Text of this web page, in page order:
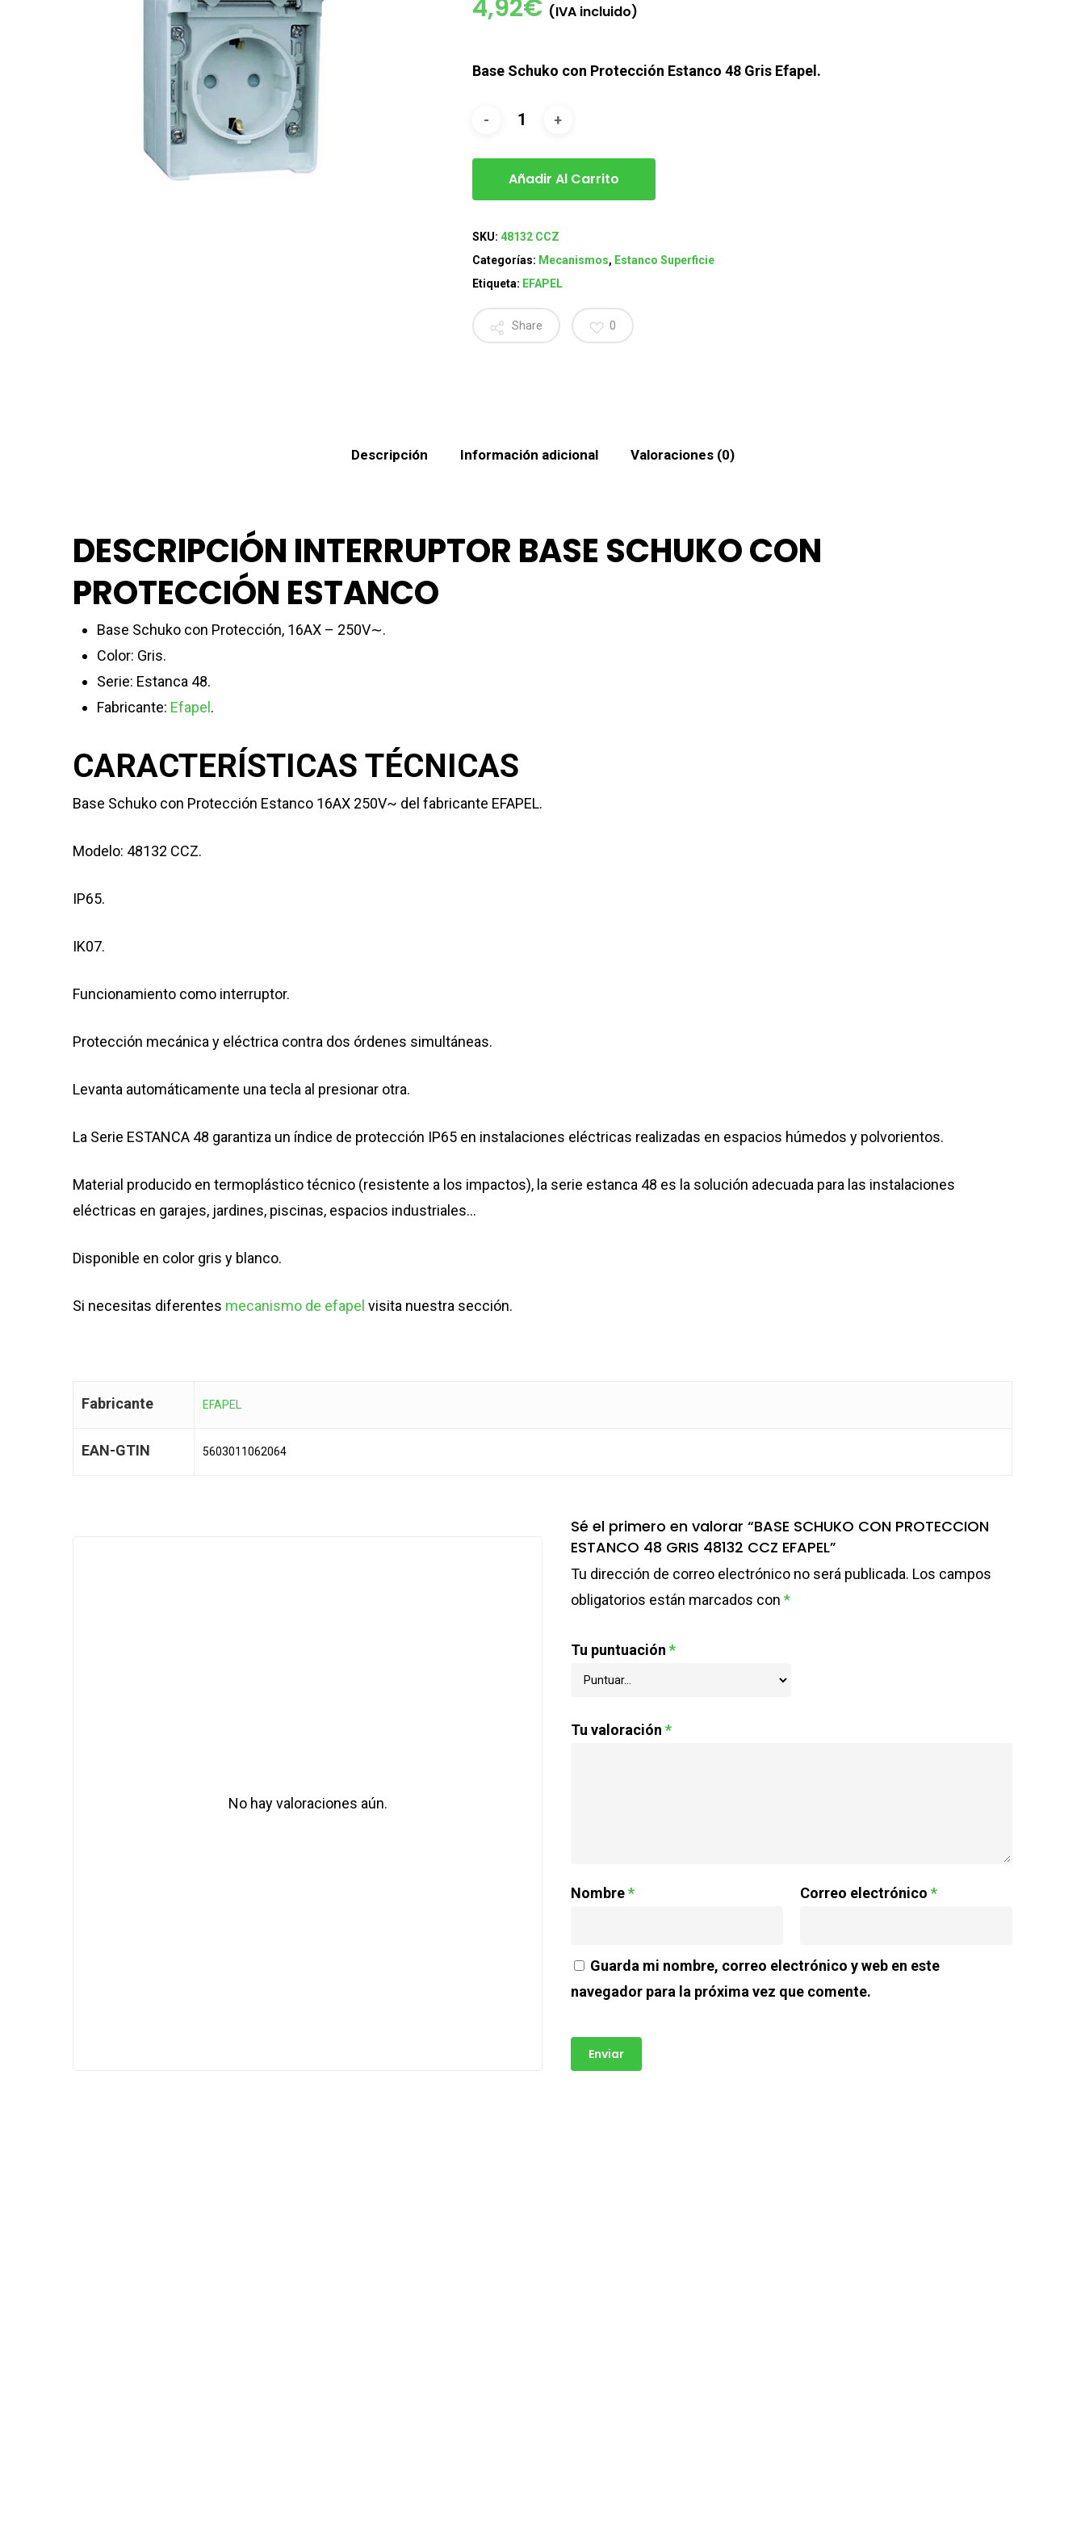
4,92€ (IVA incluido)
Base Schuko con Protección Estanco 48 Gris Efapel.
Añadir Al Carrito
SKU: 48132 CCZ
Categorías: Mecanismos, Estanco Superficie
Etiqueta: EFAPEL
Share 0
Descripción Información adicional Valoraciones (0)
DESCRIPCIÓN INTERRUPTOR BASE SCHUKO CON
PROTECCIÓN ESTANCO
Base Schuko con Protección, 16AX – 250V∼.
Color: Gris.
Serie: Estanca 48.
Fabricante: Efapel .
CARACTERÍSTICAS TÉCNICAS
Base Schuko con Protección Estanco 16AX 250V~ del fabricante EFAPEL.
Modelo: 48132 CCZ.
IP65.
IK07.
Funcionamiento como interruptor.
Protección mecánica y eléctrica contra dos órdenes simultáneas.
Levanta automáticamente una tecla al presionar otra.
La Serie ESTANCA 48 garantiza un índice de protección IP65 en instalaciones eléctricas realizadas en espacios húmedos y polvorientos.
Material producido en termoplástico técnico (resistente a los impactos), la serie estanca 48 es la solución adecuada para las instalaciones
eléctricas en garajes, jardines, piscinas, espacios industriales…
Disponible en color gris y blanco.
Si necesitas diferentes mecanismo de efapel visita nuestra sección.
Fabricante EFAPEL
EAN-GTIN 5603011062064
No hay valoraciones aún.
Sé el primero en valorar “BASE SCHUKO CON PROTECCION
ESTANCO 48 GRIS 48132 CCZ EFAPEL”
Tu dirección de correo electrónico no será publicada. Los campos
obligatorios están marcados con *
Tu puntuación *
Tu valoración *
Nombre* Correo electrónico*
Guarda mi nombre, correo electrónico y web en este
navegador para la próxima vez que comente.